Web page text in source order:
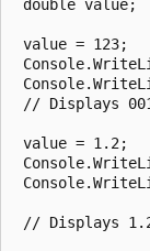
double value;
value = 123;
// Displays
value = 1.2;
// Displays